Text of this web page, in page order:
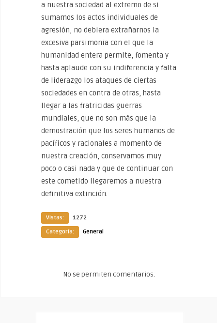
a nuestra sociedad al extremo de si
sumamos los actos individuales de
agresión, no debiera extrañarnos la
excesiva parsimonia con el que la
humanidad entera permite, fomenta y
hasta aplaude con su indiferencia y falta
de liderazgo los ataques de ciertas
sociedades en contra de otras, hasta
llegar a las fratricidas guerras
mundiales, que no son más que la
demostración que los seres humanos de
pacíficos y racionales a momento de
nuestra creación, conservamos muy
poco o casi nada y que de continuar con
este cometido llegaremos a nuestra
definitiva extinción.
Vistas:
1272
Categoría:
General
No se permiten comentarios.